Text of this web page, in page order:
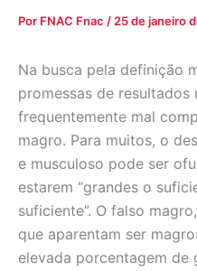
Por FNAC Fnac / 25 de janeiro
Na busca pela definição
promessas de
frequentemente mal
magro. Para muitos, o
e musculoso pode ser
estarem “grandes o
suficiente”. O falso
que aparentam ser
elevada porcentagem de